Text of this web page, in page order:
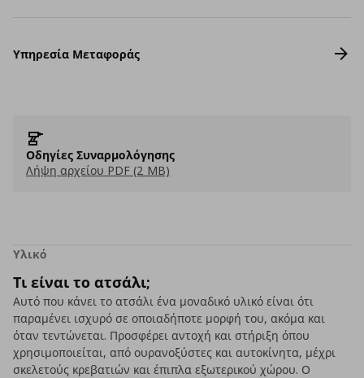
Υπηρεσία Μεταφοράς
Οδηγίες Συναρμολόγησης
Λήψη αρχείου PDF (2 MB)
Υλικό
Τι είναι το ατσάλι;
Αυτό που κάνει το ατσάλι ένα μοναδικό υλικό είναι ότι
παραμένει ισχυρό σε οποιαδήποτε μορφή του, ακόμα και
όταν τεντώνεται. Προσφέρει αντοχή και στήριξη όπου
χρησιμοποιείται, από ουρανοξύστες και αυτοκίνητα, μέχρι
σκελετούς κρεβατιών και έπιπλα εξωτερικού χώρου. Ο